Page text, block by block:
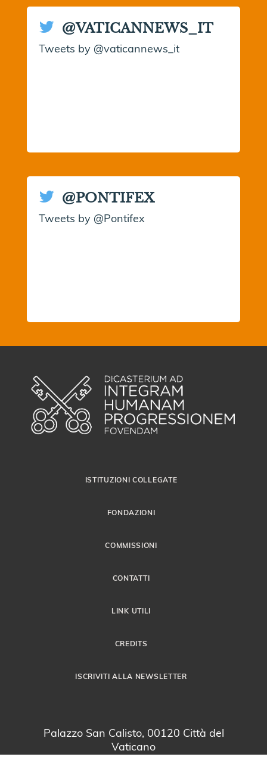
@VATICANNEWS_IT
Tweets by @vaticannews_it
@PONTIFEX
Tweets by @Pontifex
ISTITUZIONI COLLEGATE
FONDAZIONI
COMMISSIONI
CONTATTI
LINK UTILI
CREDITS
ISCRIVITI ALLA NEWSLETTER
Palazzo San Calisto, 00120 Città del
Vaticano